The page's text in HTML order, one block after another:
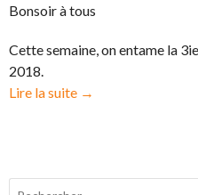
Bonsoir à tous
Cette semaine, on entame la
2018.
Lire la suite
« La
02:
→